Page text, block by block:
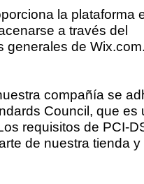
la plataforma
a través del
generales de Wix.com.
compañía se
Council, que es
requisitos de PCI-
de nuestra tienda y